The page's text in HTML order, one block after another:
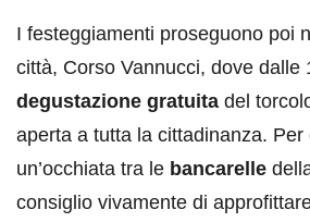
I festeggiamenti proseguono poi
città, Corso Vannucci, dove dalle
degustazione gratuita del
aperta a tutta la cittadinanza.
un’occhiata tra le bancarelle
consiglio vivamente di